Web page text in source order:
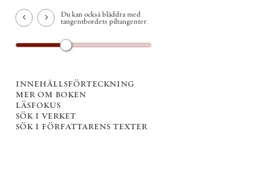
Du kan också bläddra med
tangentbordets piltangenter.
innehållsförteckning
mer om boken
läsfokus
sök i verket
sök i författarens texter